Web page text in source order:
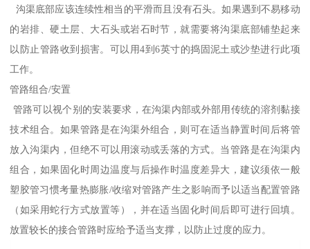
沟渠底部应该连续性相当的平滑而且没有石头。如果遇到不易移动
的岩排、硬土层、大石头或岩石时节，就需要将沟渠底部铺垫起来
以防止管路收到损害。可以用4到6英寸的捣固泥土或沙垫进行此项
工作。
管路组合/安置
管路可以视个别的安装要求，在沟渠内部或外部用传统的溶剂黏接
技术组合。如果管路是在沟渠外组合，则可在适当静置时间后将管
放入沟渠内，但绝不可以用滚动或丢落的方式。当管路是在沟渠内
组合，如果固化时周边温度与后操作时温度差异大，建议须依一般
塑胶管习惯考量热膨胀/收缩对管路产生之影响而予以适当配置管路
（如采用蛇行方式放置等），并在适当固化时间后即可进行回填。
放置较长的接合管路时应给予适当支撑，以防止过度的应力。